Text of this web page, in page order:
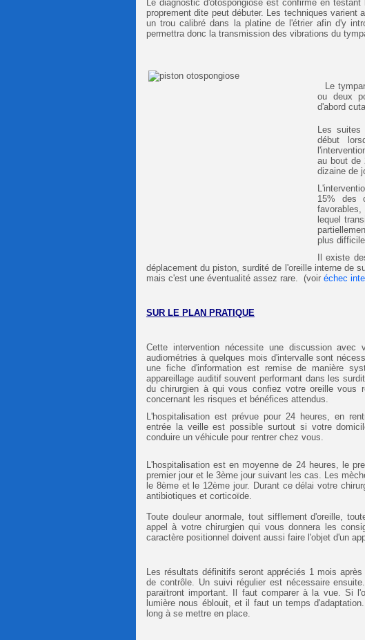
Le diagnostic d'otospongiose est confirmé en
proprement dite peut débuter. Les techniques
un trou calibré dans la platine de l'étrier afin d'y
permettra donc la transmission des vibrations du
Le
ou deux
d'abord
Les suites
début
au bout de
dizaine de
15% des
favorables,
lequel
plus
Il existe
déplacement du piston, surdité de l'oreille interne de
mais c'est une éventualité assez rare. (voir échec
SUR LE PLAN PRATIQUE
Cette intervention nécessite une discussion avec
audiométries à quelques mois d'intervalle sont
une fiche d'information est remise de manière
appareillage auditif souvent performant dans les
du chirurgien à qui vous confiez votre oreille vous
concernant les risques et bénéfices attendus.
L'hospitalisation est prévue pour 24 heures, en
entrée la veille est possible surtout si votre
conduire un véhicule pour rentrer chez vous.
L'hospitalisation est en moyenne de 24 heures, le
premier jour et le 3ème jour suivant les cas. Les
le 8ème et le 12ème jour. Durant ce délai votre
antibiotiques et corticoïde.
Toute douleur anormale, tout sifflement d'oreille,
appel à votre chirurgien qui vous donnera les
caractère positionnel doivent aussi faire l'objet d'un
Les résultats définitifs seront appréciés 1 mois
de contrôle. Un suivi régulier est nécessaire
paraïtront important. Il faut comparer à la vue. Si
lumière nous éblouit, et il faut un temps
long à se mettre en place.